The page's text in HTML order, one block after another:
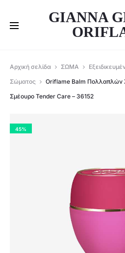
GIANNA
Αρχική σελίδα ΣΩΜΑ
Σώματος
Oriflame Balm Πολλαπλών
Σμέουρο Tender Care – 36152
45%